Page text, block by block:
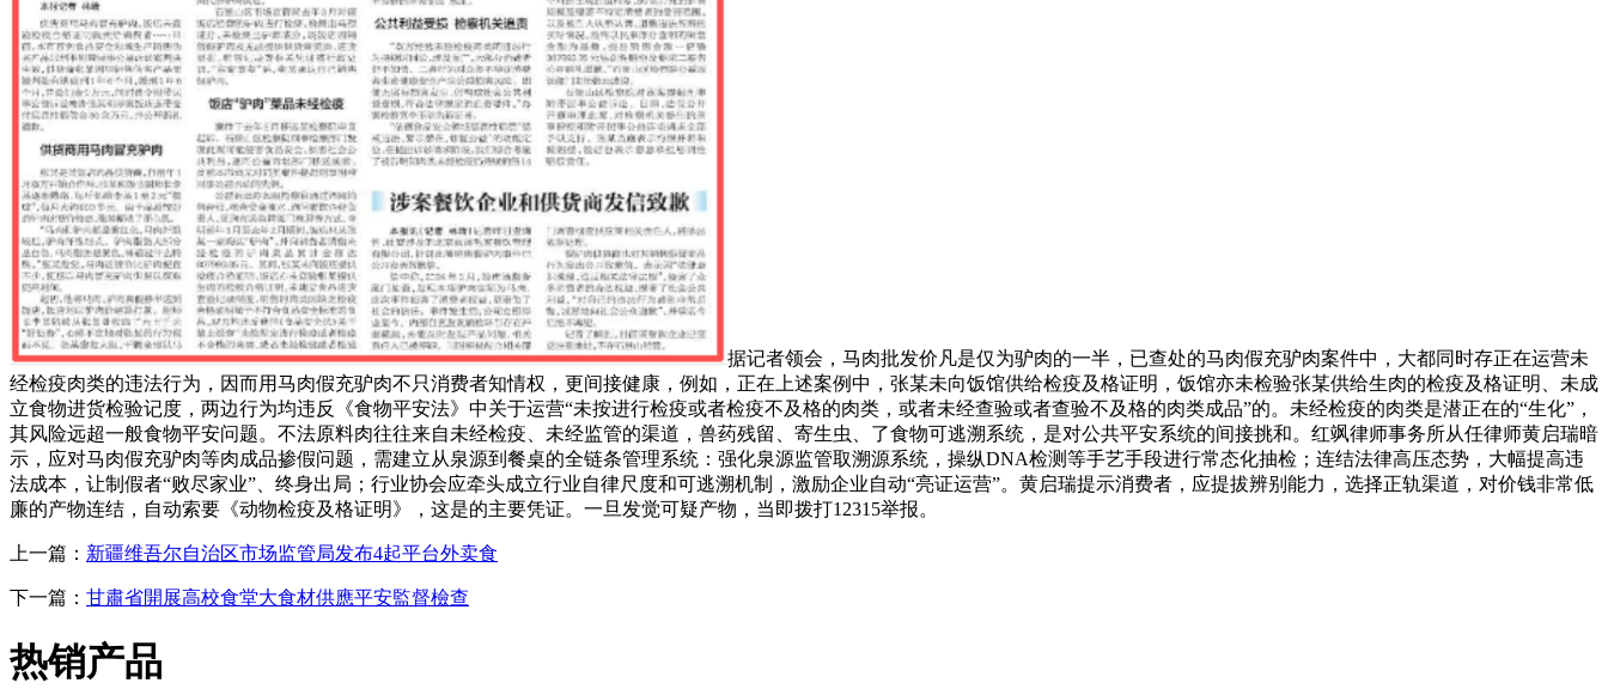
据记者领会，马肉批发价凡是仅为驴肉的一半，已查处的马肉假充驴肉案件中，大都同时存正在运营未
经检疫肉类的违法行为，因而用马肉假充驴肉不只消费者知情权，更间接健康，例如，正在上述案例中，张某未向饭馆供给检疫及格证明，饭馆亦未检验张某供给生肉的检疫及格证明、未成
立食物进货检验记度，两边行为均违反《食物平安法》中关于运营“未按进行检疫或者检疫不及格的肉类，或者未经查验或者查验不及格的肉类成品”的。未经检疫的肉类是潜正在的“生化”，
其风险远超一般食物平安问题。不法原料肉往往来自未经检疫、未经监管的渠道，兽药残留、寄生虫、了食物可逃溯系统，是对公共平安系统的间接挑和。红飒律师事务所从任律师黄启瑞暗
示，应对马肉假充驴肉等肉成品掺假问题，需建立从泉源到餐桌的全链条管理系统：强化泉源监管取溯源系统，操纵DNA检测等手艺手段进行常态化抽检；连结法律高压态势，大幅提高违
法成本，让制假者“败尽家业”、终身出局；行业协会应牵头成立行业自律尺度和可逃溯机制，激励企业自动“亮证运营”。黄启瑞提示消费者，应提拔辨别能力，选择正轨渠道，对价钱非常低
廉的产物连结，自动索要《动物检疫及格证明》，这是的主要凭证。一旦发觉可疑产物，当即拨打12315举报。
上一篇： 新疆维吾尔自治区市场监管局发布4起平台外卖食
下一篇： 甘肅省開展高校食堂大食材供應平安監督檢查
热销产品